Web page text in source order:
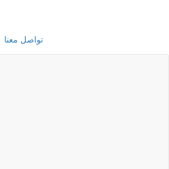
تواصل معنا